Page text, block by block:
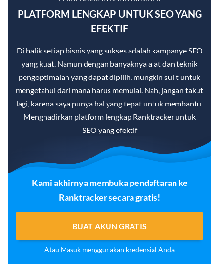
PLATFORM LENGKAP UNTUK SEO YANG
EFEKTIF
Di balik setiap bisnis yang sukses adalah kampanye SEO
yang kuat. Namun dengan banyaknya alat dan teknik
pengoptimalan yang dapat dipilih, mungkin sulit untuk
mengetahui dari mana harus memulai. Nah, jangan takut
lagi, karena saya punya hal yang tepat untuk membantu.
Menghadirkan platform lengkap Ranktracker untuk
SEO yang efektif
Kami akhirnya membuka pendaftaran ke
Ranktracker secara gratis!
BUAT AKUN GRATIS
Atau Masuk menggunakan kredensial Anda